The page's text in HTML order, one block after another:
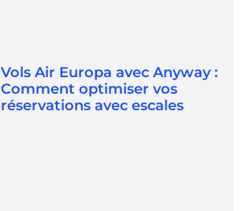
Vols Air Europa avec Anyway :
Comment optimiser vos
réservations avec escales